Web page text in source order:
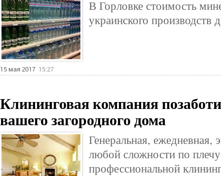
В Горловке стоимость
украинского производств
15 мая 2017 15:27
Клининговая компания
вашего загородного дома
Генеральная, ежедневная,
любой сложности по
профессиональной